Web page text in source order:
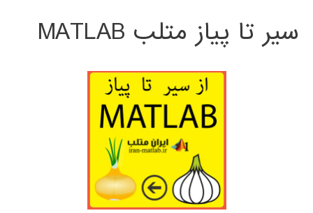
سیر تا پیاز متلب MATLAB